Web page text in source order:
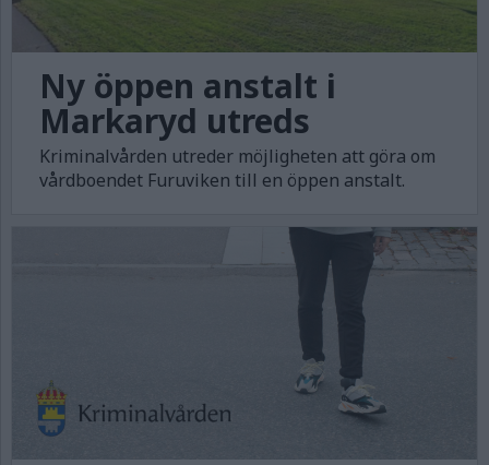
Ny öppen anstalt i
Markaryd utreds
Kriminalvården utreder möjligheten att göra om
vårdboendet Furuviken till en öppen anstalt.